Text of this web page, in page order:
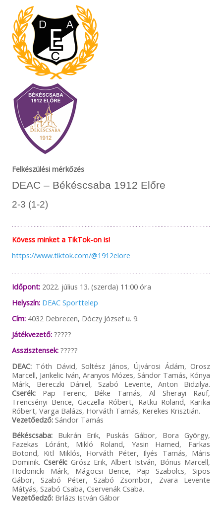
Felkészülési mérkőzés
DEAC – Békéscsaba 1912 Előre
2-3 (1-2)
Kövess minket a TikTok-on is!
https://www.tiktok.com/@1912elore
Időpont:2022. július 13. (szerda) 11:00 óra
Helyszín: DEAC Sporttelep
Cím:4032 Debrecen, Dóczy József u. 9.
Játékvezető:?????
Asszisztensek:?????
DEAC:Tóth Dávid, Soltész János, Újvárosi Ádám, Orosz
Marcell, Jankelic Iván, Aranyos Mózes, Sándor Tamás, Kónya
Márk, Bereczki Dániel, Szabó Levente, Anton Bidzilya.
Cserék:Pap Ferenc, Béke Tamás, Al Sherayi Rauf,
Trencsényi Bence, Gaczella Róbert, Ratku Roland, Karika
Róbert, Varga Balázs, Horváth Tamás, Kerekes Krisztián.
Vezetőedző:Sándor Tamás
Békéscsaba:Bukrán Erik, Puskás Gábor, Bora György,
Fazekas Lóránt, Mikló Roland, Yasin Hamed, Farkas
Botond, Kitl Miklós, Horváth Péter, Ilyés Tamás, Máris
Dominik. Cserék:Grósz Erik, Albert István, Bónus Marcell,
Hodonicki Márk, Mágocsi Bence, Pap Szabolcs, Sipos
Gábor, Szabó Péter, Szabó Zsombor, Zvara Levente
Mátyás, Szabó Csaba, Cservenák Csaba.
Vezetőedző:Brlázs István Gábor